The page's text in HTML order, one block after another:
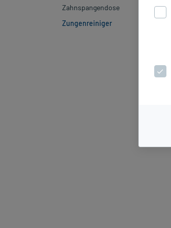
Zahnspangendose
Zungenreiniger